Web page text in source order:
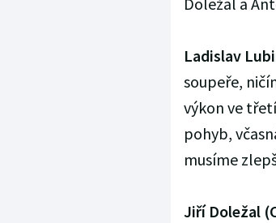
Ladislav
soupeře,
výkon ve
pohyb,
musíme
Jiří Doležal